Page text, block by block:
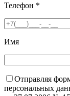
Телефон *
Имя
Отправляя
персональных